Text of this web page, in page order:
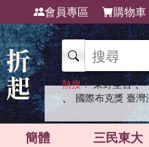
會員專區 購物車
熱搜： 東野圭吾 、
、 國際布克獎 臺灣
簡體 三民東大